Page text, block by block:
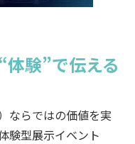
体験”で伝える
ならではの価値を実
験型展示イベント